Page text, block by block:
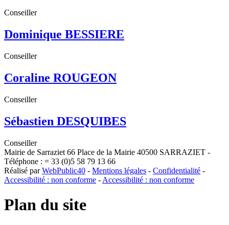
Conseiller
Dominique BESSIERE
Conseiller
Coraline ROUGEON
Conseiller
Sébastien DESQUIBES
Conseiller
Mairie de Sarraziet 66 Place de la Mairie 40500 SARRAZIET -
Téléphone : = 33 (0)5 58 79 13 66
Réalisé parWebPublic40 - Mentions légales - Confidentialité -
Accessibilité : non conforme - Accessibilité : non conforme
Plan du site